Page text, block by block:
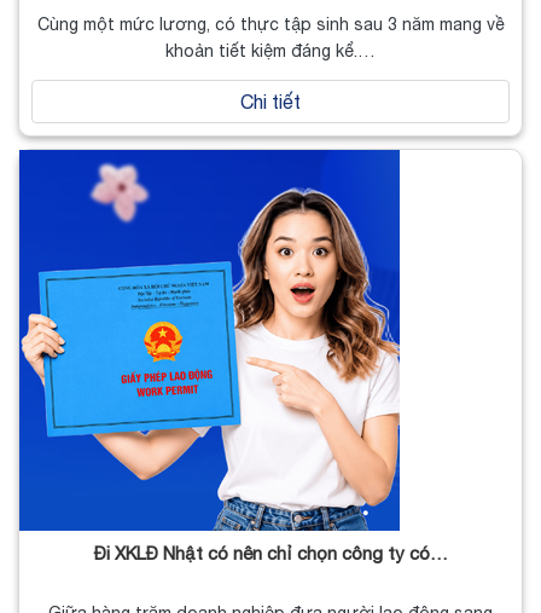
Cùng một mức lương, có thực tập sinh sau 3 năm mang về
khoản tiết kiệm đáng kể.…
Chi tiết
Đi XKLĐ Nhật có nên chỉ chọn công ty có…